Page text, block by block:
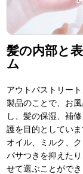
髪の内部と
ム
アウトバストリー
製品のことで、お
し、髪の保湿、補
護を目的としていま
オイル、ミルク、
パサつきを抑えた
せて選ぶことができ